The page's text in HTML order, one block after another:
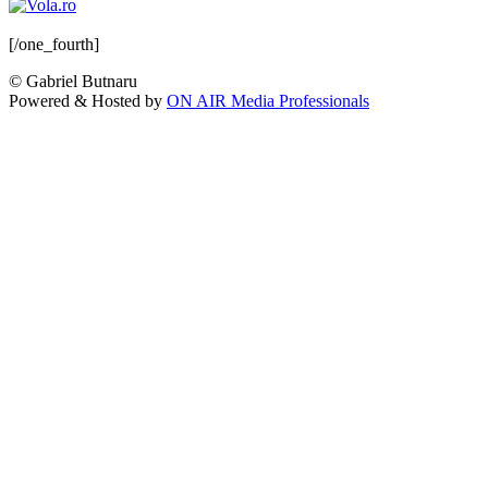
[/one_fourth]
© Gabriel Butnaru
Powered & Hosted by ON AIR Media Professionals